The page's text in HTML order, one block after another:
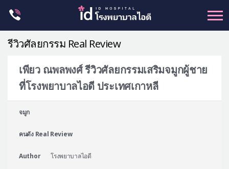
ศัลยกรรม โครงหน้า
ชะลอวัย
รีวิวศัลยกรรม Real Review
เพียว ณพลพงศ์ รีวิวศัลยกรรมเสริมจมูกผู้ชาย
ที่โรงพยาบาลไอดี ประเทศเกาหลี
จมูก
คนดัง Real Review
Author โรงพยาบาลไอดี